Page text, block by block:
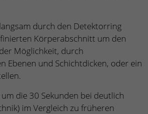
durch den Detektorring
Körperabschnitt um den
Möglichkeit, durch
Ebenen und Schichtdicken, oder ein
die 30 Sekunden bei deutlich
im Vergleich zu früheren